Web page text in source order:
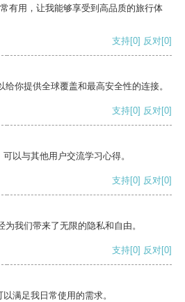
有用，让我能够享受到高品质的旅行体
支持[0] 反对[0]
你提供全球覆盖和最高安全性的连接。
支持[0] 反对[0]
以与其他用户交流学习心得。
支持[0] 反对[0]
我们带来了无限的隐私和自由。
支持[0] 反对[0]
满足我日常使用的需求。